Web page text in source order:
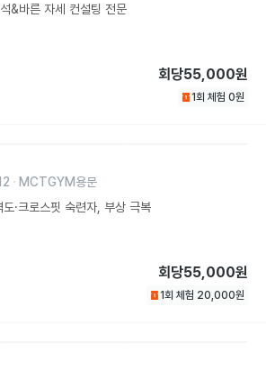
&바른 자세 컨설팅 전문
회당55,000원
1회 체험 0원
MCTGYM용문
·크로스핏 숙련자, 부상 극복
회당55,000원
1회 체험 20,000원